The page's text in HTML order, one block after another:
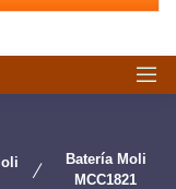
Batería Moli
MCC1821